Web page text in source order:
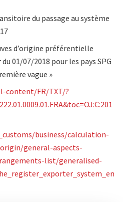
du passage au système
d’origine préférentielle
01/07/2018 pour les pays SPG
vague »
content/FR/TXT/?
business/calculation-
general-aspects-
list/generalised-